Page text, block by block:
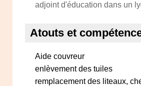
adjoint d'éducation dans un
Atouts et
Aide couvreur
enlèvement des tuiles
remplacement des liteaux,